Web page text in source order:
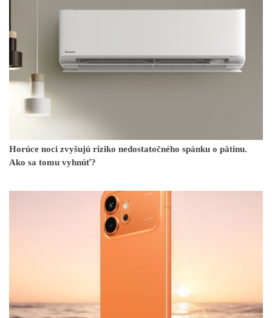
Horúce noci zvyšujú riziko nedostatočného spánku o pätinu.
Ako sa tomu vyhnúť?